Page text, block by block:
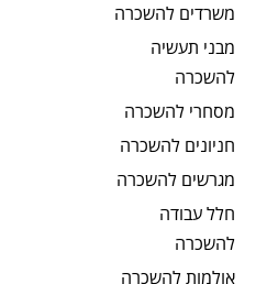
משרדים להשכרה
מבני תעשיה
להשכרה
מסחרי להשכרה
חניונים להשכרה
מגרשים להשכרה
חלל עבודה
להשכרה
אולמותלהשכרה